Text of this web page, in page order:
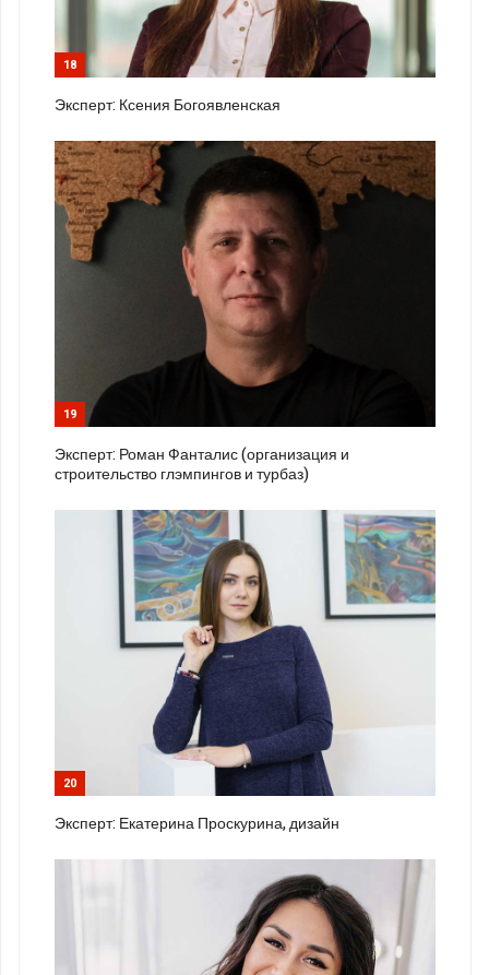
18
Эксперт: Ксения Богоявленская
19
Эксперт: Роман Фанталис (организация и
строительство глэмпингов и турбаз)
20
Эксперт: Екатерина Проскурина, дизайн